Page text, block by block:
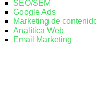
SEO/SEM
Google Ads
Marketing de
Analítica Web
Email Marketing